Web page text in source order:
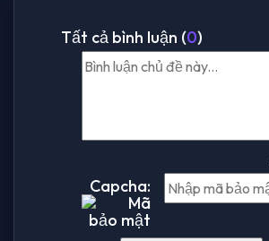
Tất cả bình luận (0)
Capcha: